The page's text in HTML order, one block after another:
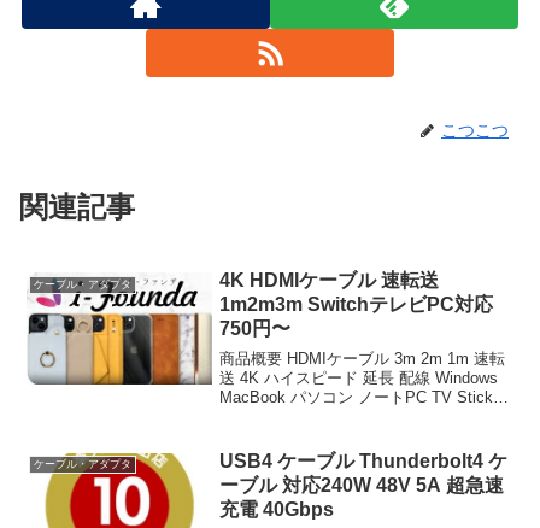
こつこつ
関連記事
ケーブル・アダプタ
4K HDMIケーブル 速転送
1m2m3m SwitchテレビPC対応
750円〜
商品概要 HDMIケーブル 3m 2m 1m 速転
送 4K ハイスピード 延長 配線 Windows
MacBook パソコン ノートPC TV Stick
ケーブル・アダプタ
USB4 ケーブル Thunderbolt4 ケ
ーブル 対応240W 48V 5A 超急速
充電 40Gbps